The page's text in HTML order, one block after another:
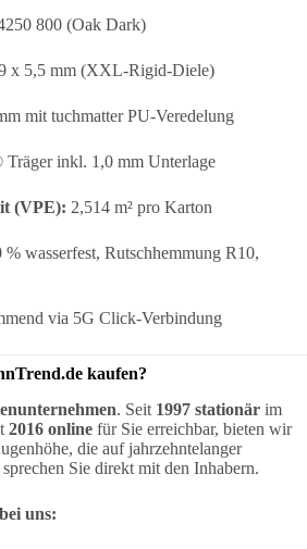
800 (Oak Dark)
x 5,5 mm (XXL-Rigid-Diele)
mit tuchmatter PU-Veredelung
inkl. 1,0 mm Unterlage
(VPE): 2,514 m² pro Karton
% wasserfest, Rutschhemmung R10,
via 5G Click-Verbindung
kaufen?
. Seit 1997 stationär im
2016 online für Sie erreichbar, bieten wir
die auf jahrzehntelanger
Sie direkt mit den Inhabern.
uns: